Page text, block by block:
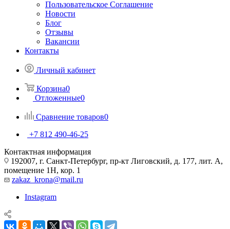
Пользовательское Соглашение
Новости
Блог
Отзывы
Вакансии
Контакты
Личный кабинет
Корзина0
Отложенные0
Сравнение товаров0
+7 812 490-46-25
Контактная информация
192007, г. Санкт-Петербург, пр-кт Лиговский, д. 177, лит. А,
помещение 1Н, кор. 1
zakaz_krona@mail.ru
Instagram